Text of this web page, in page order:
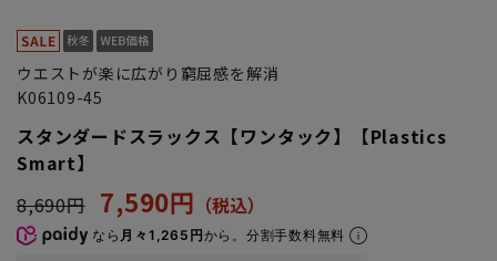
ウエストが楽に広がり窮屈感を解消
K06109-45
スタンダードスラックス【ワンタック】【Plastics
Smart】
8,690円 7,590円
なら 月々1,265円から。分割手数料無料